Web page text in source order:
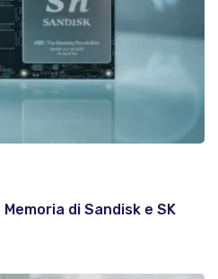
di Sandisk e SK